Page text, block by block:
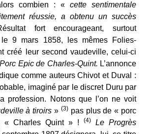
combien : « cette sentimentale
réussie, a obtenu un succès
fort encourageant, surtout
le 9 mars 1858, les mêmes Folies-
créé leur second vaudeville, celui-ci
Epic de Charles-Quint. L’annonce
comme auteurs Chivot et Duval :
imaginé par le discret Duru par
profession. Notons que l’on ne voit
à tiroirs » (3)pas plus de « porc
« Charles Quint » !
(4)
Le Progrès